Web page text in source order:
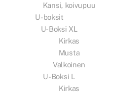
Kansi, koivupuu
U-boksit
U-Boksi XL
Kirkas
Musta
Valkoinen
U-Boksi L
Kirkas